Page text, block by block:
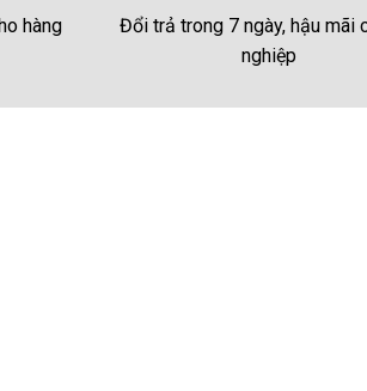
hàng
Đổi trả trong 7 ngày, hậu mãi
nghiệp